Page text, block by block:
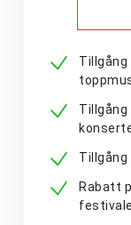
Tillgång
Tillgång
Rabatt